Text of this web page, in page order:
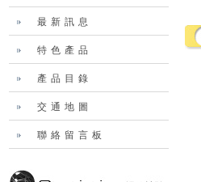
最新訊息
特色產品
產品目錄
交通地圖
聯絡留言板